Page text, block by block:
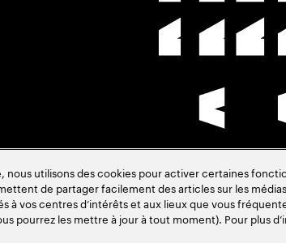
utilisons des cookies pour activer certaines
de partager facilement des articles sur les
vos centres d’intérêts et aux lieux que vous
pourrez les mettre à jour à tout moment). Pour plus